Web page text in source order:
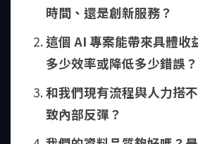
時間、還是創新服務？
這個 AI 專案能帶來具體收
多少效率或降低多少錯誤？
和我們現有流程與人力搭
致內部反彈？